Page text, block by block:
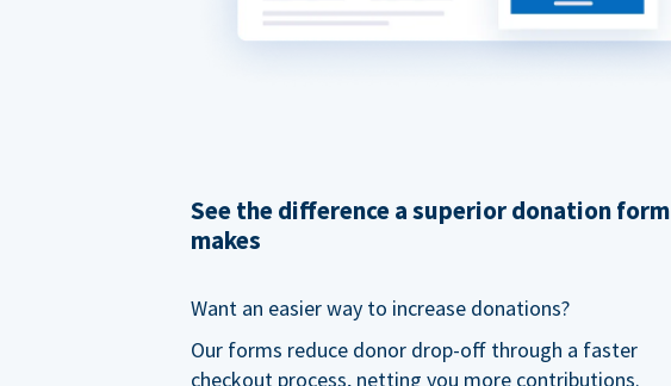
See the difference a superior donation form
makes
Want an easier way to increase donations?
Our forms reduce donor drop-off through a faster
checkout process, netting you more contributions.